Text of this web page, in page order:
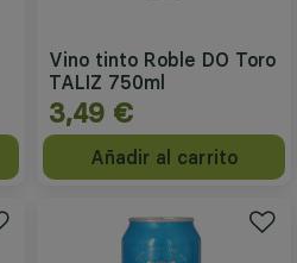
Vino tinto Roble DO Toro
TALIZ 750ml
3,49 €
Añadir al carrito